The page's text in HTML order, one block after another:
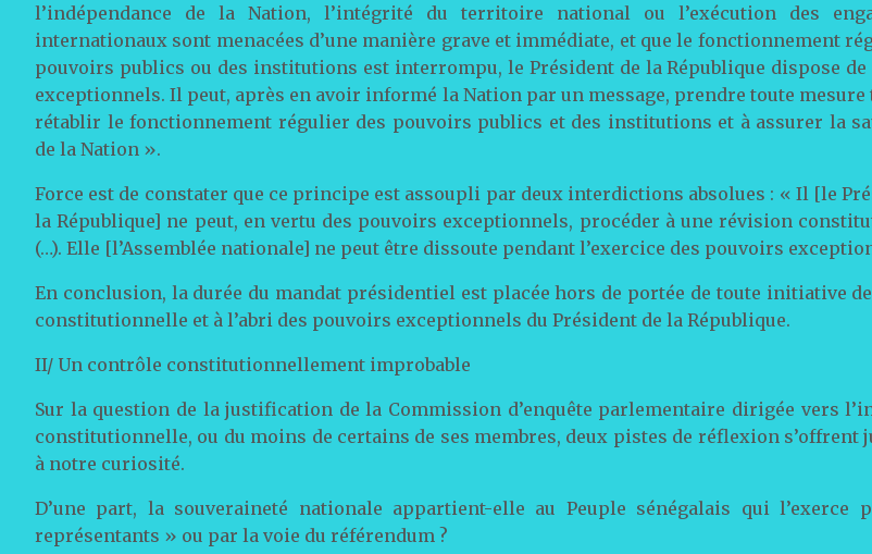
l’indépendance de la Nation, l’intégrité du territoire national ou l’exécution des
internationaux sont menacées d’une manière grave et immédiate, et que le fonctionnement
pouvoirs publics ou des institutions est interrompu, le Président de la République dispose
exceptionnels. Il peut, après en avoir informé la Nation par un message, prendre toute mesure
rétablir le fonctionnement régulier des pouvoirs publics et des institutions et à assurer la
de la Nation ».
Force est de constater que ce principe est assoupli par deux interdictions absolues : « Il [le
la République] ne peut, en vertu des pouvoirs exceptionnels, procéder à une révision
(…). Elle [l’Assemblée nationale] ne peut être dissoute pendant l’exercice des pouvoirs
En conclusion, la durée du mandat présidentiel est placée hors de portée de toute initiative
constitutionnelle et à l’abri des pouvoirs exceptionnels du Président de la République.
II/ Un contrôle constitutionnellement improbable
Sur la question de la justification de la Commission d’enquête parlementaire dirigée vers
constitutionnelle, ou du moins de certains de ses membres, deux pistes de réflexion s’offrent
à notre curiosité.
D’une part, la souveraineté nationale appartient-elle au Peuple sénégalais qui l’exerce
représentants » ou par la voie du référendum ?